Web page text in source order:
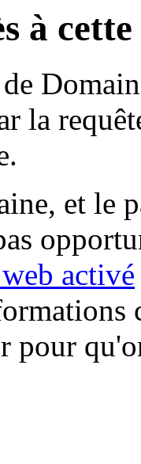
à
la
et le
activé
pour